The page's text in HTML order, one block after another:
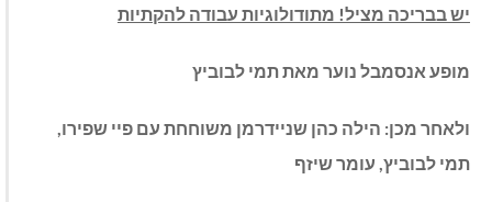
יש בבריכה מציל! מתודולוגיות עבודה להקתיות
מופע אנסמבל נוער מאת תמי לבוביץ
ולאחר מכן: הילה כהן שניידרמן משוחחת עם פיי שפירו,
תמי לבוביץ, עומר שיזף